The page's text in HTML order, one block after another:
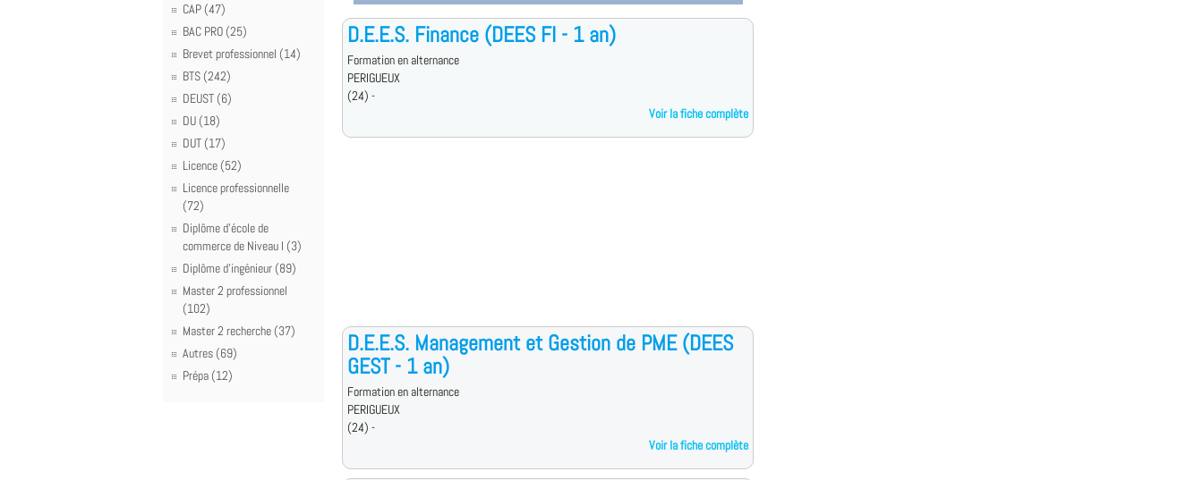
CAP (47)
BAC PRO (25)
Brevet professionnel (14)
BTS (242)
DEUST (6)
DU (18)
DUT (17)
Licence (52)
Licence professionnelle
(72)
Diplôme d'école de
commerce de Niveau I (3)
Diplôme d'ingénieur (89)
Master 2 professionnel
(102)
Master 2 recherche (37)
Autres (69)
Prépa (12)
D.E.E.S. Finance (DEES FI - 1 an)
Formation en alternance
PERIGUEUX
(24) -
Voir la fiche complète
D.E.E.S. Management et Gestion de PME (DEES
GEST - 1 an)
Formation en alternance
PERIGUEUX
(24) -
Voir la fiche complète